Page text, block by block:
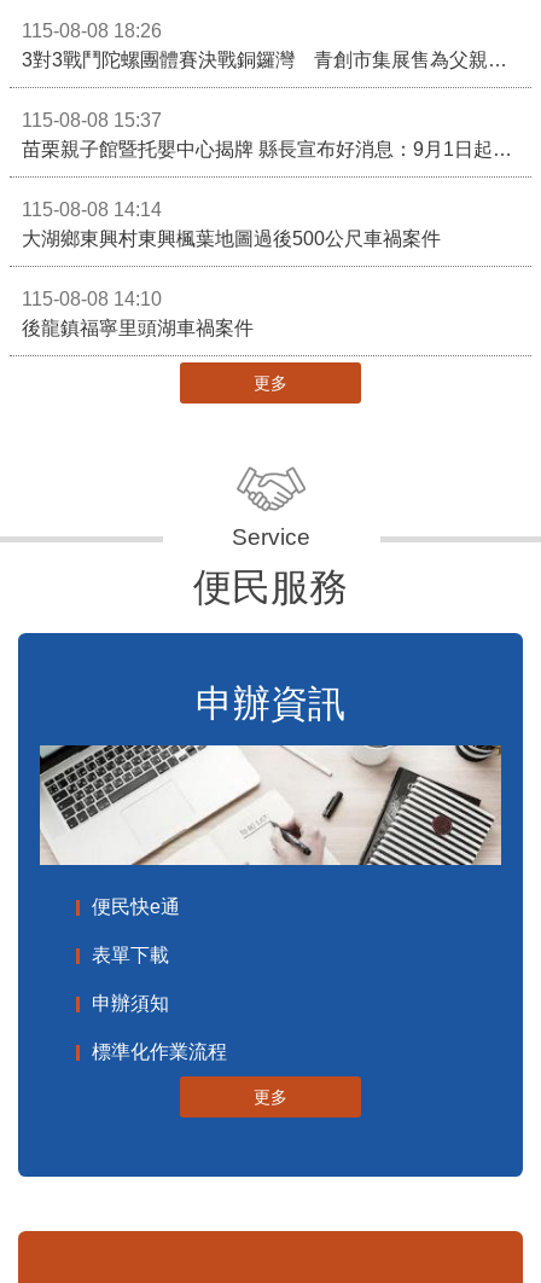
115-08-08 18:26
3對3戰鬥陀螺團體賽決戰銅鑼灣 青創市集展售為父親節增添繽紛
115-08-08 15:37
苗栗親子館暨托嬰中心揭牌 縣長宣布好消息：9月1日起調降臨時托嬰費用
115-08-08 14:14
大湖鄉東興村東興楓葉地圖過後500公尺車禍案件
115-08-08 14:10
後龍鎮福寧里頭湖車禍案件
更多
便民服務
申辦資訊
便民快e通
表單下載
申辦須知
標準化作業流程
更多